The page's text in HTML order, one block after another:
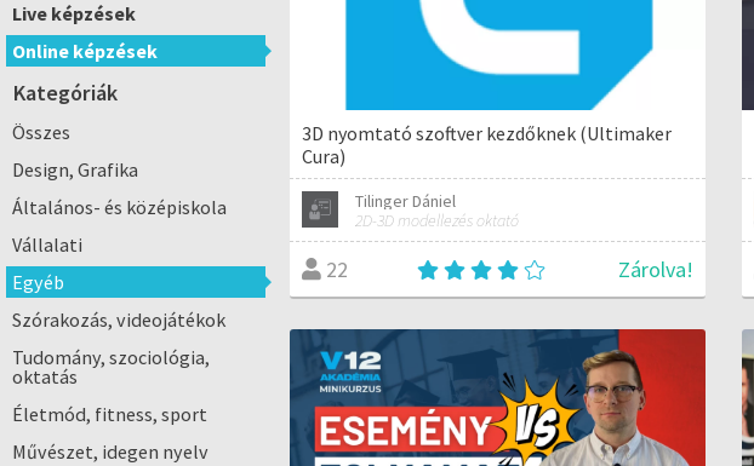
Live képzések
Online képzések
Kategóriák
Összes
Design, Grafika
Általános- és középiskola
Vállalati
Egyéb
Szórakozás, videojátékok
Tudomány, szociológia,
oktatás
Életmód, fitness, sport
Művészet, idegen nyelv
3D nyomtató szoftver kezdőknek (Ultimaker
Cura)
Tilinger Dániel
2D-3D modellezés oktató
22 Zárolva!